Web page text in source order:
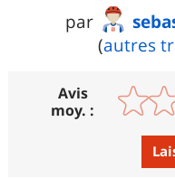
par
(autres
Avis
moy. :